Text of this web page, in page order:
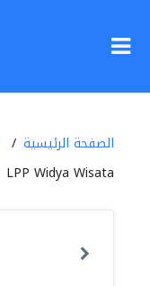
الصفحة الرئيسية
LPP Widya Wisata